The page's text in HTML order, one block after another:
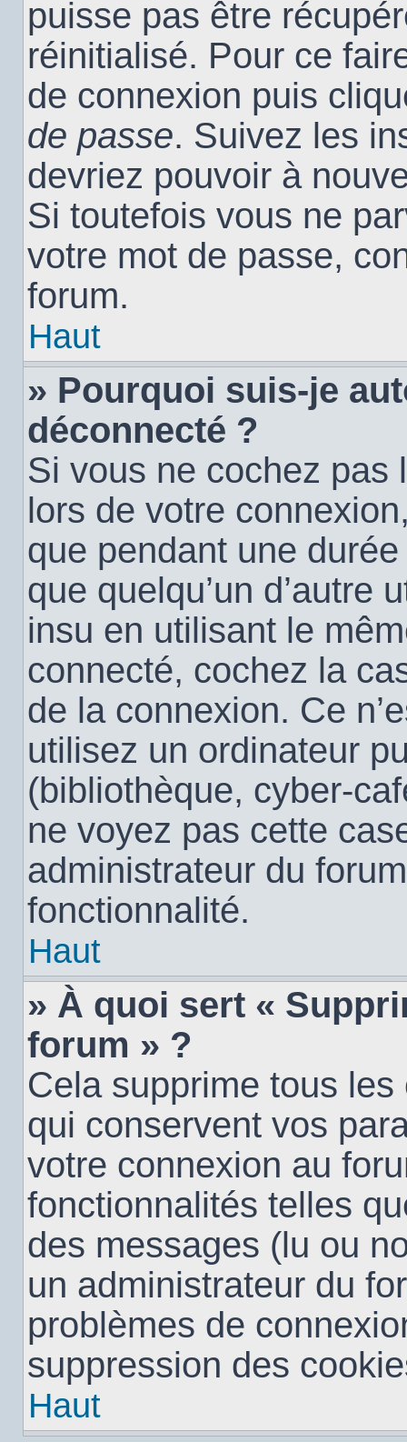
puisse pas être
réinitialisé. Pour ce
de connexion puis
de passe. Suivez les
devriez pouvoir à
Si toutefois vous ne
votre mot de passe,
forum.
Haut
» Pourquoi suis-je
déconnecté ?
Si vous ne cochez
lors de votre
que pendant une
que quelqu’un d’autre
insu en utilisant le
connecté, cochez la
de la connexion. Ce
utilisez un ordinateur
(bibliothèque, cyber-
ne voyez pas cette
administrateur du
fonctionnalité.
Haut
» À quoi sert «
forum » ?
Cela supprime tous
qui conservent vos
votre connexion au
fonctionnalités telles
des messages (lu ou
un administrateur du
problèmes de
suppression des
Haut